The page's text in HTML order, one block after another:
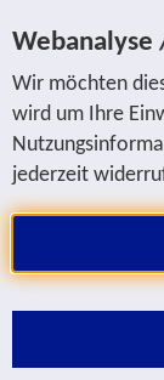
Webanalyse
Wir möchten
wird um Ihre
jederzeit